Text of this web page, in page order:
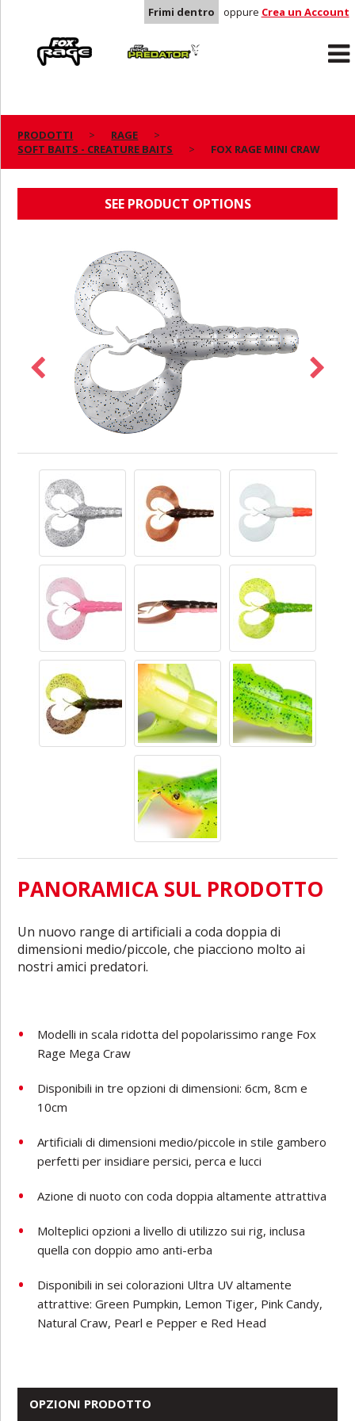
Frimi dentro oppure Crea un Account
Predator
PRODOTTI
RAGE
SOFT BAITS - CREATURE BAITS
FOX RAGE MINI CRAW
SEE PRODUCT OPTIONS
PANORAMICA SUL PRODOTTO
Un nuovo range di artificiali a coda doppia di
dimensioni medio/piccole, che piacciono molto ai
nostri amici predatori.
Modelli in scala ridotta del popolarissimo range Fox
Rage Mega Craw
Disponibili in tre opzioni di dimensioni: 6cm, 8cm e
10cm
Artificiali di dimensioni medio/piccole in stile gambero
perfetti per insidiare persici, perca e lucci
Azione di nuoto con coda doppia altamente attrattiva
Molteplici opzioni a livello di utilizzo sui rig, inclusa
quella con doppio amo anti-erba
Disponibili in sei colorazioni Ultra UV altamente
attrattive: Green Pumpkin, Lemon Tiger, Pink Candy,
Natural Craw, Pearl e Pepper e Red Head
OPZIONI PRODOTTO